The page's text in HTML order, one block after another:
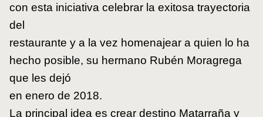
con esta iniciativa celebrar la exitosa trayectoria
del
restaurante y a la vez homenajear a quien lo ha
hecho posible, su hermano Rubén Moragrega
que les dejó
en enero de 2018.
La principal idea es crear destino Matarraña y